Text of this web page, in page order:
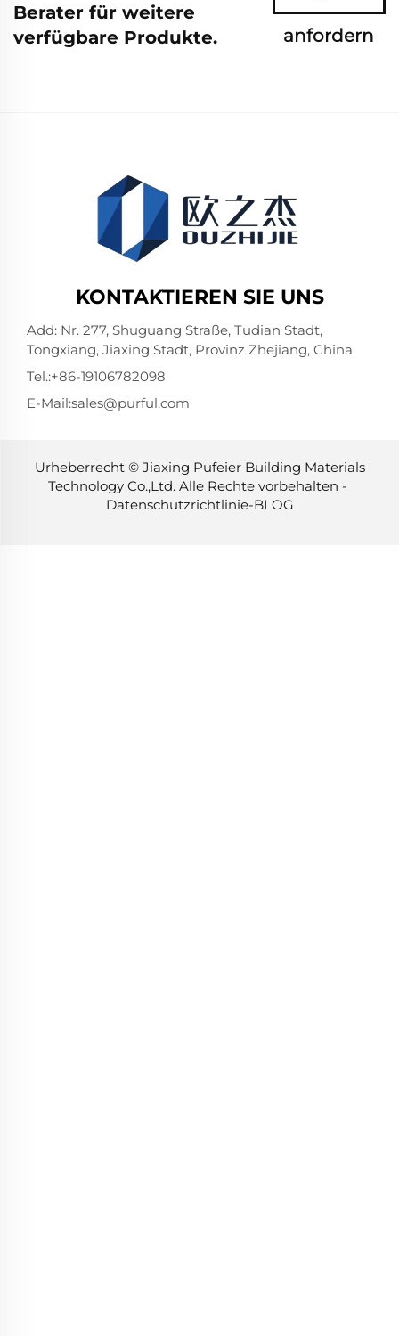
Berater für weitere
verfügbare Produkte.
anfordern
KONTAKTIEREN SIE UNS
Add: Nr. 277, Shuguang Straße, Tudian Stadt,
Tongxiang, Jiaxing Stadt, Provinz Zhejiang, China
Tel.:+86-19106782098
E-Mail:sales@purful.com
Urheberrecht © Jiaxing Pufeier Building Materials
Technology Co.,Ltd. Alle Rechte vorbehalten -
Datenschutzrichtlinie-BLOG